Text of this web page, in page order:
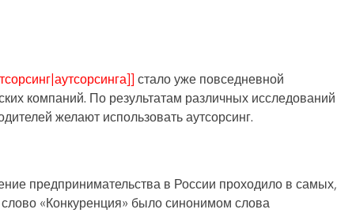
стало уже повседневной
компаний. По результатам различных исследований
желают использовать аутсорсинг.
предпринимательства в России проходило в самых,
«Конкуренция» было синонимом слова